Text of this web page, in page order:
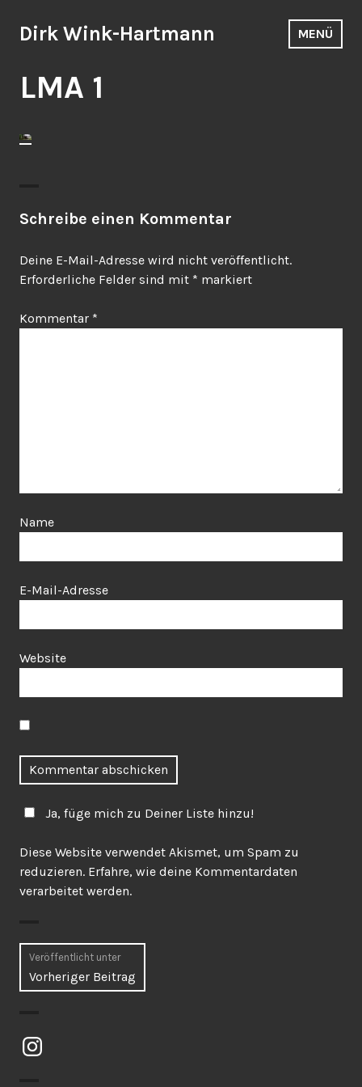
Inhalt
Dirk Wink-Hartmann MENÜ
LMA 1
Schreibe einen Kommentar
Deine E-Mail-Adresse wird nicht veröffentlicht.
Erforderliche Felder sind mit * markiert
Kommentar *
Name
E-Mail-Adresse
Website
Ja, füge mich zu Deiner Liste hinzu!
Diese Website verwendet Akismet, um Spam zu
reduzieren. Erfahre, wie deine Kommentardaten
verarbeitet werden.
Beitragsnavigation
Veröffentlicht unter
Vorheriger Beitrag
Instagram